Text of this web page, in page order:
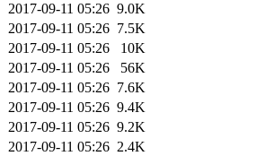
2017-09-11 05:26 9.0K
2017-09-11 05:26 7.5K
2017-09-11 05:26
10K
2017-09-11 05:26
56K
2017-09-11 05:26 7.6K
2017-09-11 05:26 9.4K
2017-09-11 05:26 9.2K
2017-09-11 05:26 2.4K